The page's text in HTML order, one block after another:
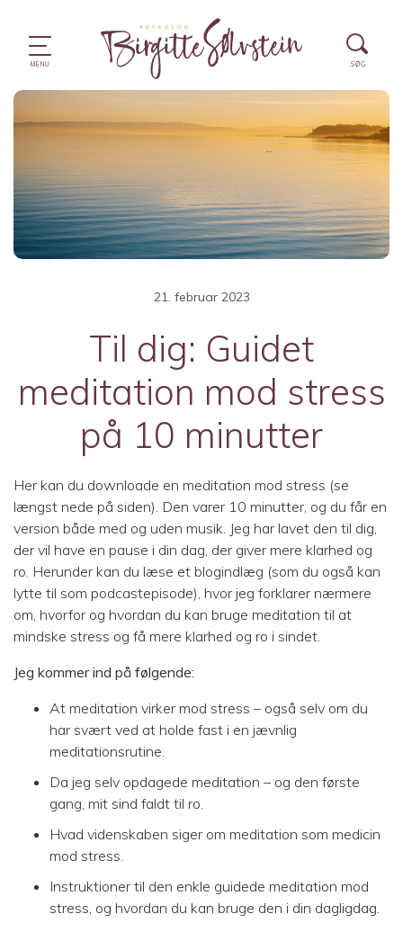
21. februar 2023
Til dig: Guidet
meditation mod stress
på 10 minutter
Her kan du downloade en meditation mod stress (se
længst nede på siden). Den varer 10 minutter, og du får en
version både med og uden musik. Jeg har lavet den til dig,
der vil have en pause i din dag, der giver mere klarhed og
ro. Herunder kan du læse et blogindlæg (som du også kan
lytte til som podcastepisode), hvor jeg forklarer nærmere
om, hvorfor og hvordan du kan bruge meditation til at
mindske stress og få mere klarhed og ro i sindet.
Jeg kommer ind på følgende:
At meditation virker mod stress – også selv om du
har svært ved at holde fast i en jævnlig
meditationsrutine.
Da jeg selv opdagede meditation – og den første
gang, mit sind faldt til ro.
Hvad videnskaben siger om meditation som medicin
mod stress.
Instruktioner til den enkle guidede meditation mod
stress, og hvordan du kan bruge den i din dagligdag.